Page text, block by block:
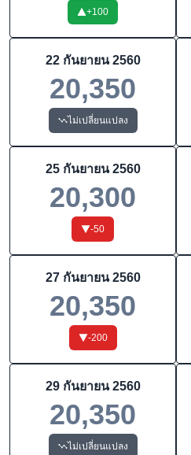
+100
22 กันยายน 2560
20,350
ไม่เปลี่ยนแปลง
25 กันยายน 2560
20,300
-50
27 กันยายน 2560
20,350
-200
29 กันยายน 2560
20,350
ไม่เปลี่ยนแปลง